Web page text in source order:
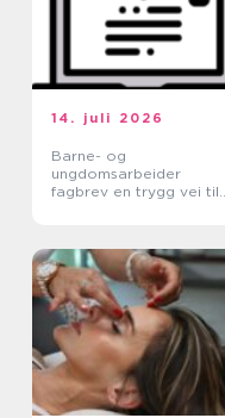
14. juli 2026
Barne- og
ungdomsarbeider
fagbrev en trygg vei til